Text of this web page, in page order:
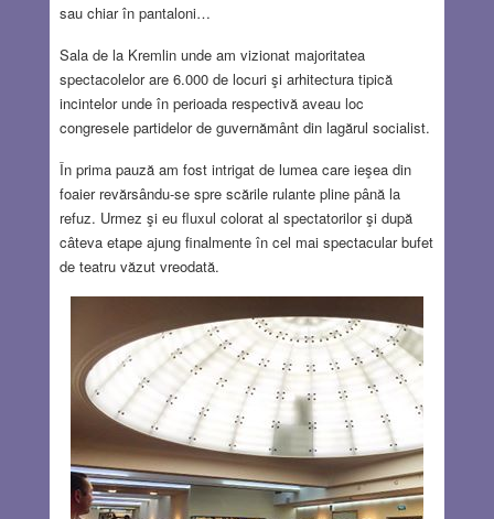
sau chiar în pantaloni…
Sala de la Kremlin unde am vizionat majoritatea
spectacolelor are 6.000 de locuri şi arhitectura tipică
incintelor unde în perioada respectivă aveau loc
congresele partidelor de guvernământ din lagărul socialist.
În prima pauză am fost intrigat de lumea care ieşea din
foaier revărsându-se spre scările rulante pline până la
refuz. Urmez şi eu fluxul colorat al spectatorilor şi după
câteva etape ajung finalmente în cel mai spectacular bufet
de teatru văzut vreodată.